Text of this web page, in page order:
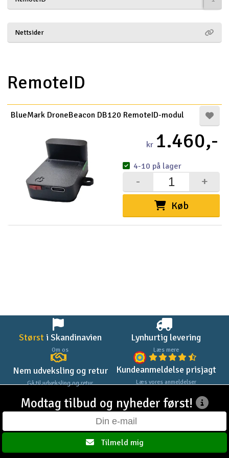
Droner til FPV
Kameraudstyr
Modelbygg og byggesæt
Modeljernbane
Motor & tilbehør
Outlet
Slot racing
Smarthjem, leg og hobby
Solenergi
Værktøj, udstyr og tilbehør
Gavekort
Nettsider
RemoteID
BlueMark DroneBeacon DB120 RemoteID-modul
kr 1.460,-
Køb
+
-
4-10 på lager
Størsti Skandinavien
Om os
Lynhurtig levering
Læs mere
Nem udveksling og retur
Gå til udveksling og retur
Kundeanmeldelse prisjagt
Læs vores anmeldelser
Modtag tilbud og nyheder først!
Tilmeld mig